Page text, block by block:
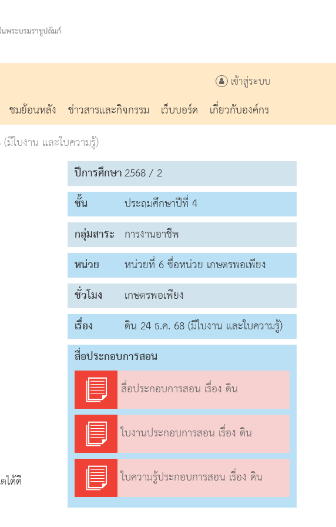
เข้าสู่ระบบ
ชมย้อนหลัง ข่าวสารและกิจกรรม เว็บบอร์ด
เกี่ยวกับองค์กร
ใบงาน และใบความรู้)
โตได้ดี
ปีการศึกษา2568 / 2
ชั้น
ประถมศึกษาปีที่ 4
กลุ่มสาระ การงานอาชีพ
หน่วย
หน่วยที่ 6 ชื่อหน่วย เกษตรพอเพียง
ชั่วโมง
เกษตรพอเพียง
เรื่อง
ดิน 24 ธ.ค. 68 (มีใบงาน และใบความรู้)
สื่อประกอบการสอน
สื่อประกอบการสอน เรื่อง ดิน
ใบงานประกอบการสอน เรื่อง ดิน
ใบความรู้ประกอบการสอน เรื่อง ดิน